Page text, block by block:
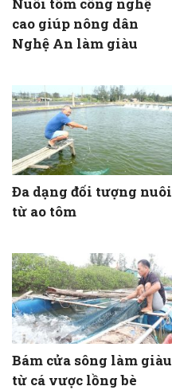
cao giúp nông dân
Nghệ An làm giàu
Đa dạng đối tượng nuôi
từ ao tôm
Bám cửa sông làm giàu
từ cá vược lồng bè